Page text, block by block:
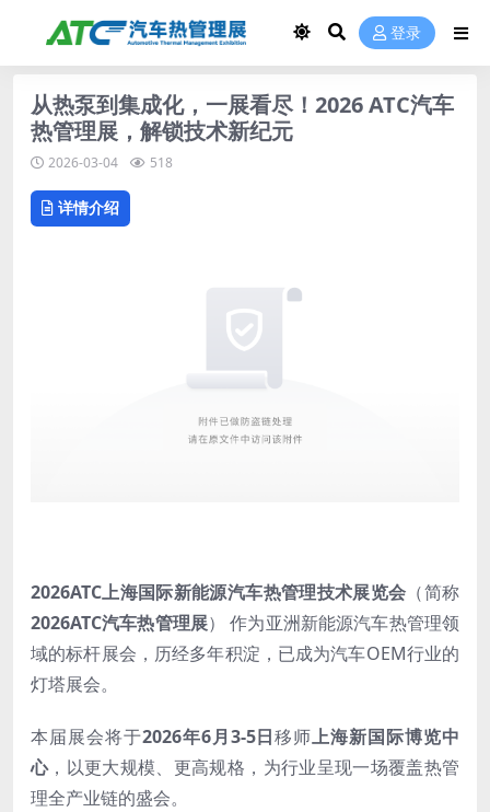
登录
从热泵到集成化，一展看尽！2026 ATC汽车
热管理展，解锁技术新纪元
2026-03-04 518
详情介绍
2026ATC上海国际新能源汽车热管理技术展览会 （简称
2026ATC汽车热管理展） 作为亚洲新能源汽车热管理领
域的标杆展会，历经多年积淀，已成为汽车OEM行业的
灯塔展会。
本届展会将于2026年6月3-5日移师上海新国际博览中
心，以更大规模、更高规格，为行业呈现一场覆盖热管
理全产业链的盛会。